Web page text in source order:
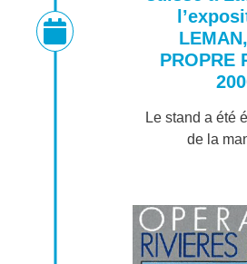
PROPRE
Le stand a été
de la